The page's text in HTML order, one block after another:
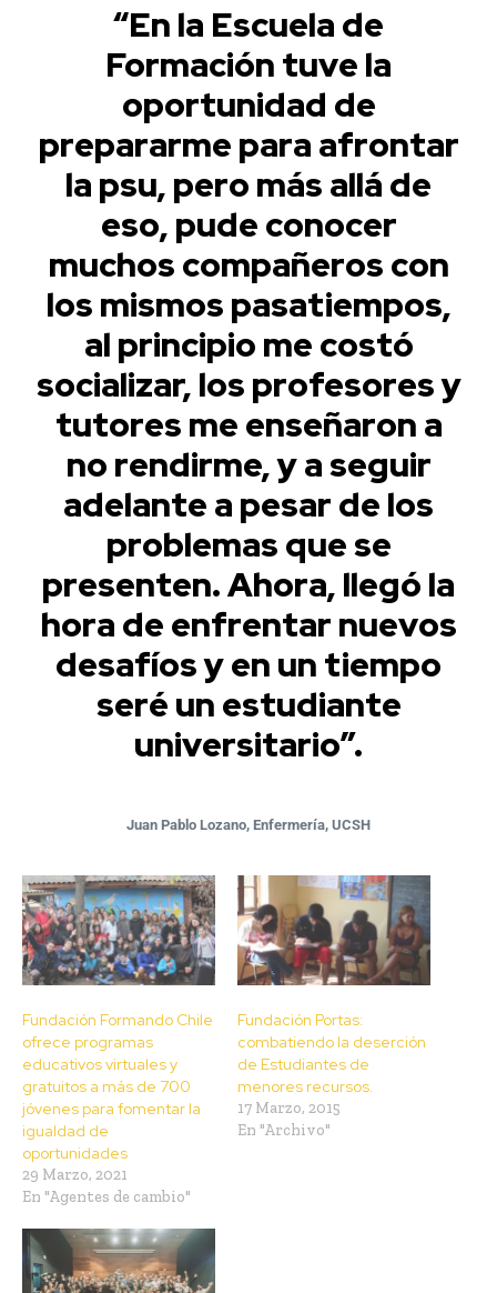
“En la Escuela de
Formación tuve la
oportunidad de
prepararme para afrontar
la psu, pero más allá de
eso, pude conocer
muchos compañeros con
los mismos pasatiempos,
al principio me costó
socializar, los profesores y
tutores me enseñaron a
no rendirme, y a seguir
adelante a pesar de los
problemas que se
presenten. Ahora, llegó la
hora de enfrentar nuevos
desafíos y en un tiempo
seré un estudiante
universitario”.
Juan Pablo Lozano, Enfermería, UCSH
Fundación Formando Chile
ofrece programas
educativos virtuales y
gratuitos a más de 700
jóvenes para fomentar la
igualdad de
oportunidades
29 Marzo, 2021
En "Agentes de cambio"
Fundación Portas:
combatiendo la deserción
de Estudiantes de
menores recursos.
17 Marzo, 2015
En "Archivo"